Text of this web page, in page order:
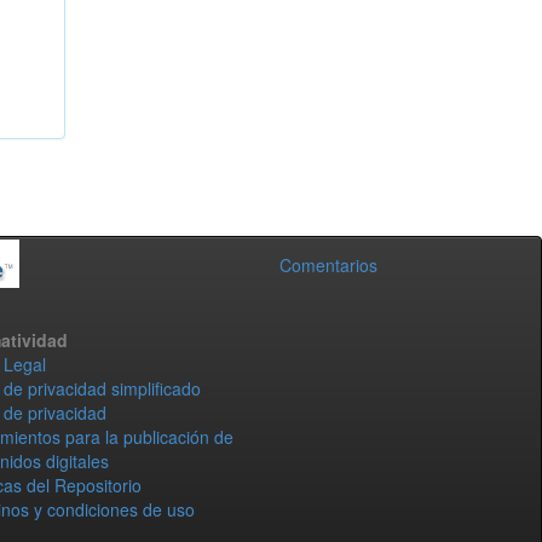
Comentarios
privacidad simplificado
privacidad
para la publicación de
digitales
del Repositorio
y condiciones de uso